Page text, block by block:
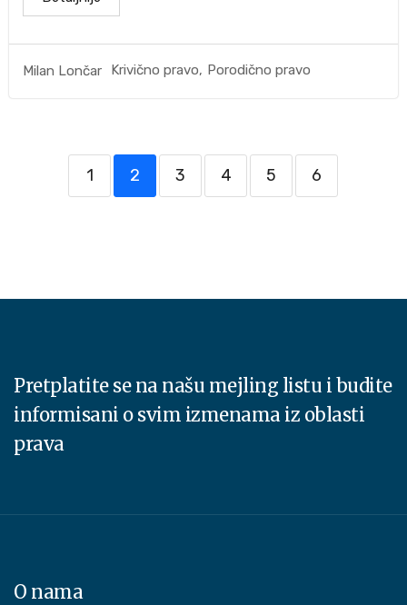
Milan Lončar Krivično pravo, Porodično pravo
1 2 3 4 5 6
Pretplatite se na našu mejling listu i budite
informisani o svim izmenama iz oblasti
prava
O nama